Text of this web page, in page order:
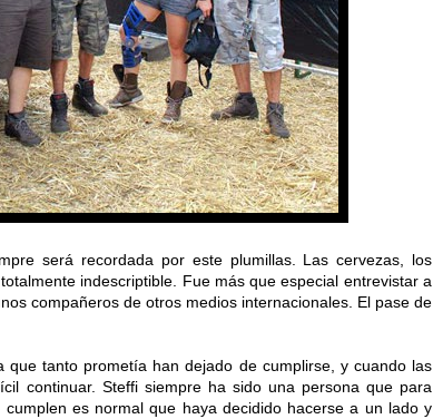
será recordada por este plumillas. Las cervezas, los
indescriptible. Fue más que especial entrevistar a
compañeros de otros medios internacionales. El pase de
tanto prometía han dejado de cumplirse, y cuando las
continuar. Steffi siempre ha sido una persona que para
es normal que haya decidido hacerse a un lado y